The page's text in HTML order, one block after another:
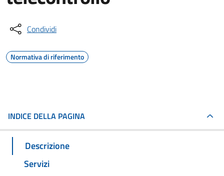
Condividi
Normativa di riferimento
INDICE DELLA PAGINA
Descrizione
Servizi